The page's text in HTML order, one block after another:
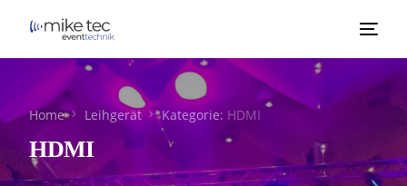
Home Leihgerät Kategorie: HDMI
HDMI